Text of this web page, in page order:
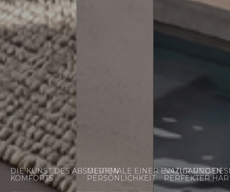
DIE KUNST DES ABSOLUTEN
KOMFORTS
MERKMALE EINER EINZIGARTIGEN
PERSÖNLICHKEIT
NATUR UND
PERFEKTER